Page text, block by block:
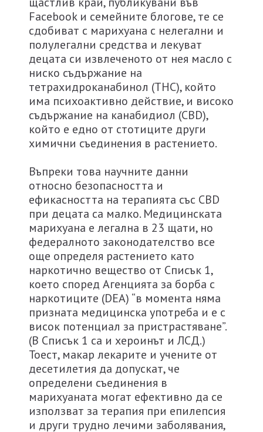
Facebook и семейните блогове, те се
сдобиват с марихуана с нелегални и
полулегални средства и лекуват
децата си извлеченото от нея масло с
ниско съдържание на
тетрахидроканабинол (THC), който
има психоактивно действие, и високо
съдържание на канабидиол (CBD),
който е едно от стотиците други
химични съединения в растението.
Въпреки това научните данни
относно безопасността и
ефикасността на терапията със CBD
при децата са малко. Медицинската
марихуана е легална в 23 щати, но
федералното законодателство все
още определя растението като
наркотично вещество от Списък 1,
което според Агенцията за борба с
наркотиците (DЕА) “в момента няма
призната медицинска употреба и е с
висок потенциал за пристрастяване”.
(В Списък 1 са и хероинът и ЛСД.)
Тоест, макар лекарите и учените от
десетилетия да допускат, че
определени съединения в
марихуаната могат ефективно да се
използват за терапия при епилепсия
и други трудно лечими заболявания,